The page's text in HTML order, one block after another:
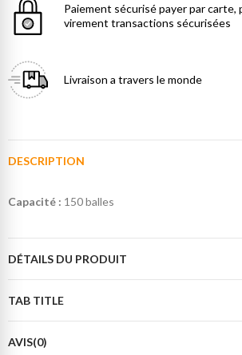
Paiement sécurisépayer par carte,
virement transactions sécurisées
Livraison a travers le monde
DESCRIPTION
Capacité : 150 balles
DÉTAILS DU PRODUIT
TAB TITLE
AVIS(0)